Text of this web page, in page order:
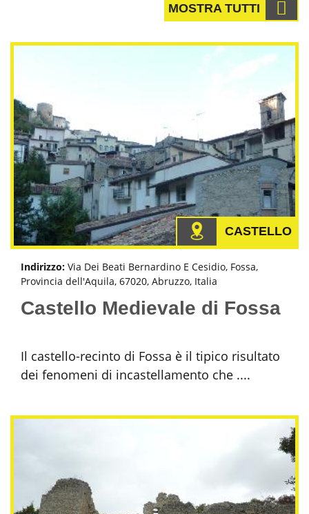
MOSTRA TUTTI
CASTELLO
Indirizzo: Via Dei Beati Bernardino E Cesidio, Fossa,
Provincia dell'Aquila, 67020, Abruzzo, Italia
Castello Medievale di Fossa
Il castello-recinto di Fossa è il tipico risultato
dei fenomeni di incastellamento che ....